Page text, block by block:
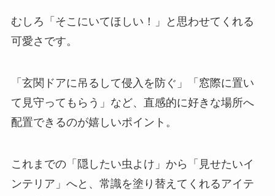
むしろ「そこにいてほしい！」と思わせてくれる
可愛さです。
「玄関ドアに吊るして侵入を防ぐ」「窓際に置い
て見守ってもらう」など、直感的に好きな場所へ
配置できるのが嬉しいポイント。
これまでの「隠したい虫よけ」から「見せたいイ
ンテリア」へと、常識を塗り替えてくれるアイテ